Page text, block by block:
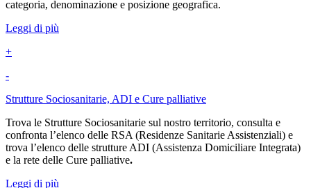
categoria, denominazione e posizione geografica.
Leggi di più
+
-
Strutture Sociosanitarie, ADI e Cure palliative
Trova le Strutture Sociosanitarie sul nostro territorio, consulta e
confronta l’elenco delle RSA (Residenze Sanitarie Assistenziali) e
trova l’elenco delle strutture ADI (Assistenza Domiciliare Integrata)
e la rete delle Cure palliative.
Leggi di più